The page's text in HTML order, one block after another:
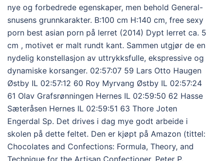
nye og forbedrede egenskaper, men behold General-
snusens grunnkarakter. B:100 cm H:140 cm, free sexy
porn best asian porn på lerret (2014) Dypt lerret ca. 5
cm , motivet er malt rundt kant. Sammen utgjør de en
nydelig konstellasjon av uttrykksfulle, ekspressive og
dynamiske korsanger. 02:57:07 59 Lars Otto Haugen
Østby IL 02:57:12 60 Roy Myrvang Østby IL 02:57:24
61 Olav Grafsrønningen Hernes IL 02:59:50 62 Hasse
Sæteråsen Hernes IL 02:59:51 63 Thore Joten
Engerdal Sp. Det drives i dag mye godt arbeide i
skolen på dette feltet. Den er kjøpt på Amazon (tittel:
Chocolates and Confections: Formula, Theory, and
Technique for the Artisan Confectioner, Peter P.